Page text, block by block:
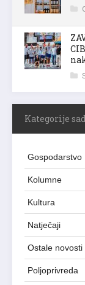
Kategorije
Gospodarstvo
Kolumne
Kultura
Natječaji
Ostale novosti
Poljoprivreda